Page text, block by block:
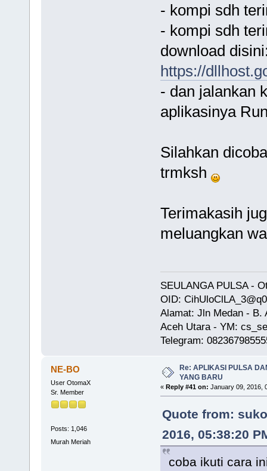
- kompi sdh
- kompi sdh
download
https://
- dan jalankan
aplikasinya
Silahkan
trmksh
Terimakasih
meluangkan
SEULANGA PULSA -
OID:
Alamat: Jln Medan - B.
Aceh Utara - YM:
Telegram:
NE-BO
User OtomaX
Sr. Member
Posts: 1,046
Murah Meriah
Re: APLIKASI PULSA
YANG BARU
« Reply #41 on: January 09, 2016,
Quote from:
2016, 05:38:20
coba ikuti cara